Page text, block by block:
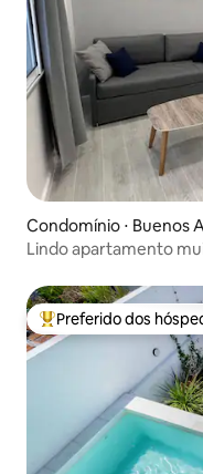
Condomínio ⋅ Buenos
Lindo apartamento
Entre os melhores
Preferido dos